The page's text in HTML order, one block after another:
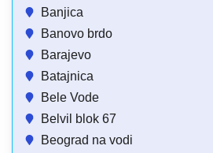
Banjica
Banovo brdo
Barajevo
Batajnica
Bele Vode
Belvil blok 67
Beograd na vodi